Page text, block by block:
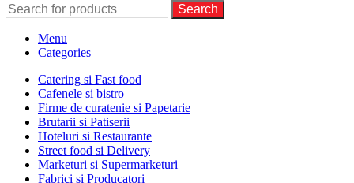
Search
Menu
Categories
Catering si Fast food
Cafenele si bistro
Firme de curatenie si Papetarie
Brutarii si Patiserii
Hoteluri si Restaurante
Street food si Delivery
Marketuri si Supermarketuri
Fabrici si Producatori